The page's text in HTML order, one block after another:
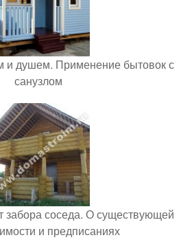
и душем. Применение бытовок с
санузлом
забора соседа. О существующей
и предписаниях